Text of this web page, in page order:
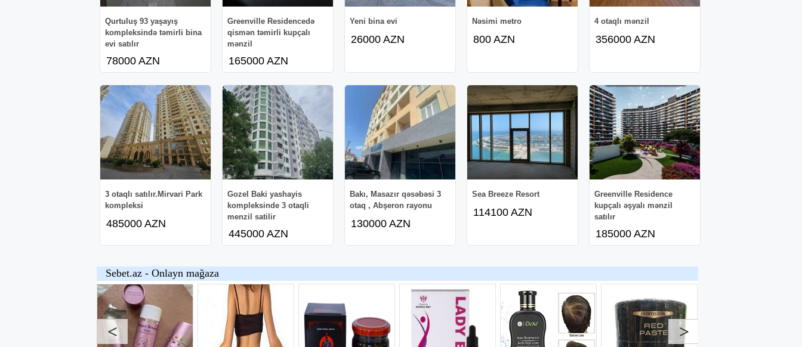
Qurtuluş 93 yaşayış
kompleksində təmirli bina
evi satılır
78000 AZN
Greenville Residencedə
qismən təmirli kupçalı
mənzil
165000 AZN
Yeni bina evi
26000 AZN
Nəsimi metro
800 AZN
4 otaqlı mənzil
356000 AZN
3 otaqlı satılır.Mirvari Park
kompleksi
485000 AZN
Gozel Baki yashayis
kompleksinde 3 otaqli
menzil satilir
445000 AZN
Bakı, Masazır qəsəbəsi 3
otaq , Abşeron rayonu
130000 AZN
Sea Breeze Resort
114100 AZN
Greenville Residence
kupçalı əşyalı mənzil
satılır
185000 AZN